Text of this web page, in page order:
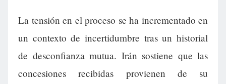
La tensión en el proceso se ha incrementado en
un contexto de incertidumbre tras un historial
de desconfianza mutua. Irán sostiene que las
concesiones recibidas provienen de su